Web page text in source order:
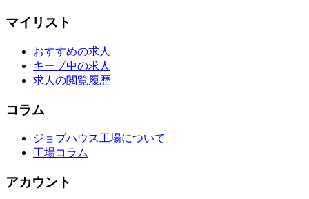
マイリスト
おすすめの求人
キープ中の求人
求人の閲覧履歴
コラム
ジョブハウス工場について
工場コラム
アカウント